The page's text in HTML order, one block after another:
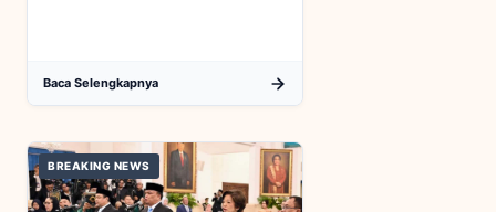
Baca Selengkapnya
BREAKING NEWS